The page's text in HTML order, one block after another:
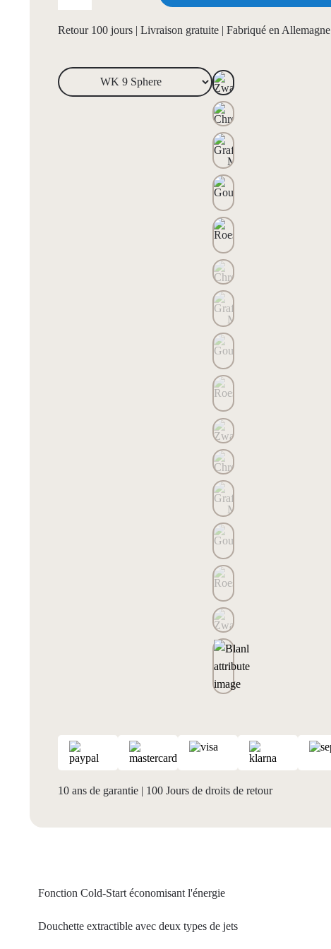
Retour 100 jours | Livraison gratuite | Fabriqué en Allemagne
10 ans de garantie | 100 Jours de droits de retour
Fonction Cold-Start économisant l'énergie
Douchette extractible avec deux types de jets